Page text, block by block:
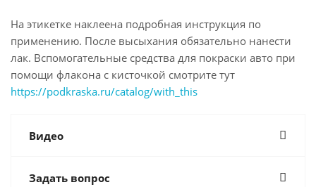
На этикетке наклеена подробная инструкция по
применению. После высыхания обязательно нанести
лак. Вспомогательные средства для покраски авто при
помощи флакона с кисточкой смотрите тут
https://podkraska.ru/catalog/with_this
Видео
Задать вопрос